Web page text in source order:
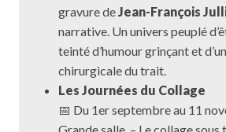
gravure deJean-François
narrative. Un univers peuplé
teinté d’humour grinçant et
chirurgicale du trait.
Les Journées du Collage
📅 Du 1er septembre au 11